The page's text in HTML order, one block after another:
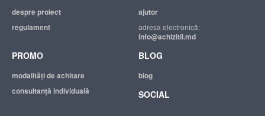
despre proiect
regulament
ajutor
adresa electronică:
info@achizitii.md
PROMO
modalităţi de achitare
consultanță individuală
BLOG
blog
SOCIAL